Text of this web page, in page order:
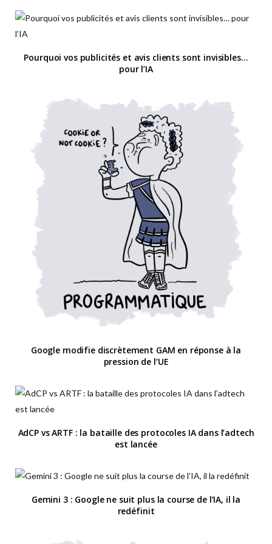
Pourquoi vos publicités et avis clients sont invisibles…
pour l’IA
Google modifie discrètement GAM en réponse à la
pression de l’UE
AdCP vs ARTF : la bataille des protocoles IA dans l’adtech
est lancée
Gemini 3 : Google ne suit plus la course de l’IA, il la
redéfinit